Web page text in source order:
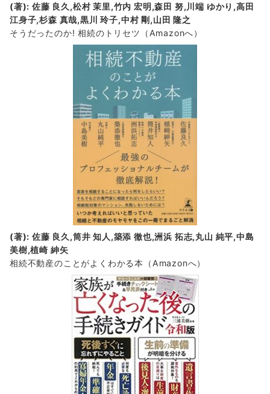
(著): 佐藤 良久,松村 茉里,竹内 宏明,森田 努,川端 ゆかり,高田
江身子,杉森 真哉,黒川 玲子,中村 剛,山田 隆之
そうだったのか! 相続のトリセツ
（Amazonへ）
(著): 佐藤 良久,筒井 知人,築添 徹也,洲浜 拓志,丸山 純平,中島
美樹,植崎 紳矢
相続不動産のことがよくわかる本（Amazonへ）